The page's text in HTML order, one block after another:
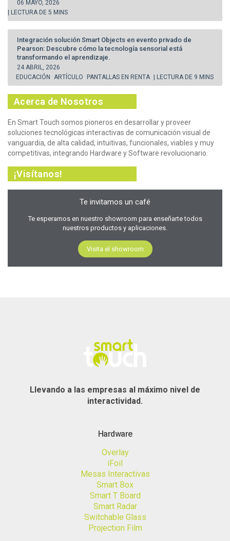
06 MAYO, 2026
| LECTURA DE 5 MINS
Integración solución Smart Objects en evento privado de
Pearson: Descubre cómo la tecnología sensorial está
transformando el aprendizaje.
24 ABRIL, 2026
EDUCACIÓN ARTÍCULO PANTALLAS EN RENTA | LECTURA DE 9 MINS
Acerca de Nosotros
En Smart Touch somos pioneros en desarrollar y proveer
soluciones tecnológicas interactivas de comunicación visual de
vanguardia, de alta calidad, intuitivas, funcionales, viables y muy
competitivas, integrando Hardware y Software revolucionario.
¡Visítanos!
Te invitamos un café
Te esperamos en nuestro showroom para enseñarte todos
nuestros productos y aplicaciones.
Visita el showroom
Llevando a las empresas al máximo nivel de
interactividad.
Hardware
Overlay
iFoil
Mesas Interactivas
Smart Box
Smart T Board
Smart Radar
Switchable Glass
Projection Film